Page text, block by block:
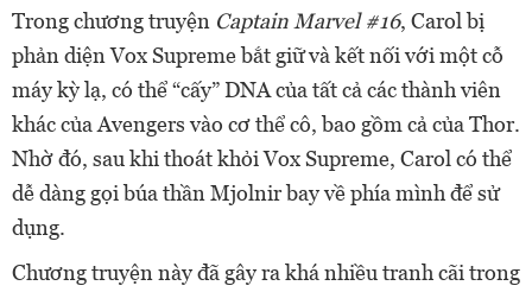
Trong chương truyện Captain Marvel #16, Carol bị
phản diện Vox Supreme bắt giữ và kết nối với một cỗ
máy kỳ lạ, có thể “cấy” DNA của tất cả các thành viên
khác của Avengers vào cơ thể cô, bao gồm cả của Thor.
Nhờ đó, sau khi thoát khỏi Vox Supreme, Carol có thể
dễ dàng gọi búa thần Mjolnir bay về phía mình để sử
dụng.
Chương truyện này đã gây ra khá nhiều tranh cãi trong